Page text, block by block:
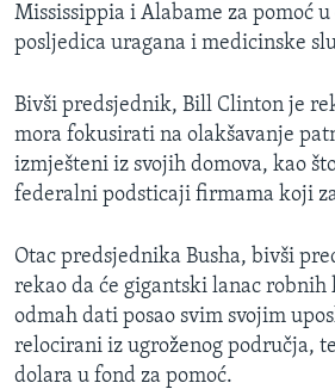
O GLASU AMERIKE
Learning English
PRATITE NAS
Jezici
Mississippia i Alabame za pomoć
posljedica uragana i medicinske
Bivši predsjednik, Bill Clinton je
mora fokusirati na olakšavanje
izmješteni iz svojih domova, kao
federalni podsticaji firmama koji
Otac predsjednika Busha, bivši
rekao da će gigantski lanac
odmah dati posao svim svojim
relocirani iz ugroženog područja,
dolara u fond za pomoć.